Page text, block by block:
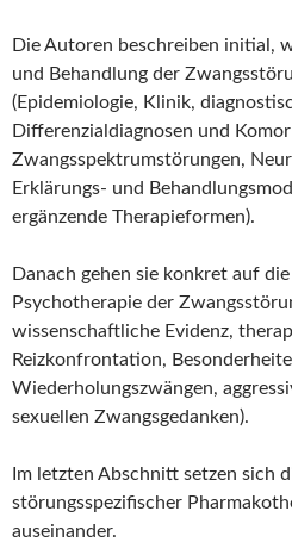
Die Autoren beschreiben initial,
und Behandlung der
(Epidemiologie, Klinik,
Differenzialdiagnosen und
Zwangsspektrumstörungen,
Erklärungs- und
ergänzende Therapieformen).
Danach gehen sie konkret auf
Psychotherapie der
wissenschaftliche Evidenz,
Reizkonfrontation,
Wiederholungszwängen,
sexuellen Zwangsgedanken).
Im letzten Abschnitt setzen sich
störungsspezifischer
auseinander.